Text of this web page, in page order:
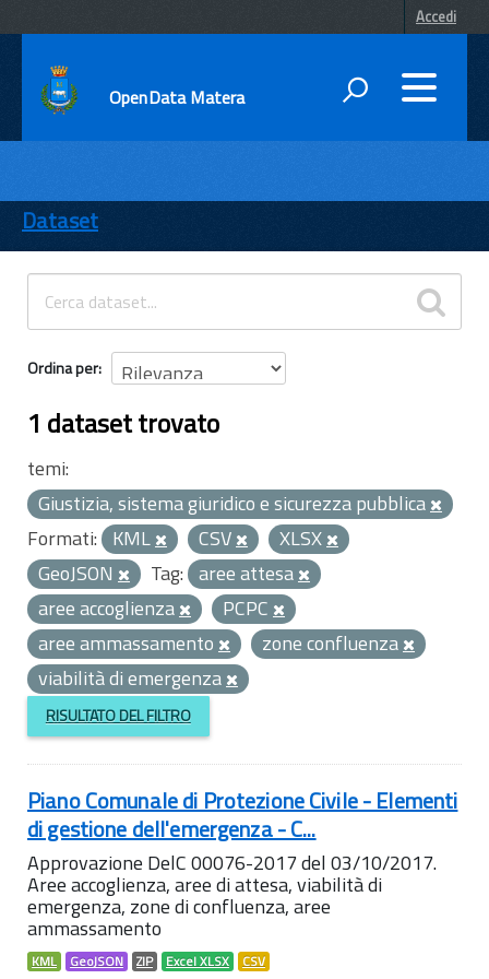
Accedi
OpenData Matera
ENTI
TEMI
INFORMAZIONI
Dataset
Ordina per
1 dataset trovato
temi:
Giustizia, sistema giuridico e sicurezza pubblica
Formati: KML CSV
XLSX
GeoJSON
Tag: aree attesa
aree accoglienza
PCPC
aree ammassamento
zone confluenza
viabilità di emergenza
RISULTATO DEL FILTRO
Piano Comunale di Protezione Civile - Elementi
di gestione dell'emergenza - C...
Approvazione DelC 00076-2017 del 03/10/2017.
Aree accoglienza, aree di attesa, viabilità di
emergenza, zone di confluenza, aree
ammassamento
KML GeoJSON ZIP Excel XLSX CSV